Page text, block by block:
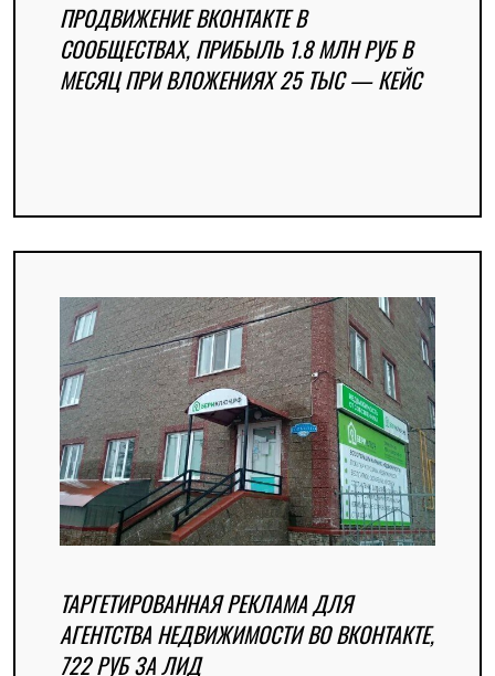
ПРОДВИЖЕНИЕ ВКОНТАКТЕ В
СООБЩЕСТВАХ, ПРИБЫЛЬ 1.8 МЛН РУБ В
МЕСЯЦ ПРИ ВЛОЖЕНИЯХ 25 ТЫС — КЕЙС
ТАРГЕТИРОВАННАЯ РЕКЛАМА ДЛЯ
АГЕНТСТВА НЕДВИЖИМОСТИ ВО ВКОНТАКТЕ,
722 РУБ ЗА ЛИД